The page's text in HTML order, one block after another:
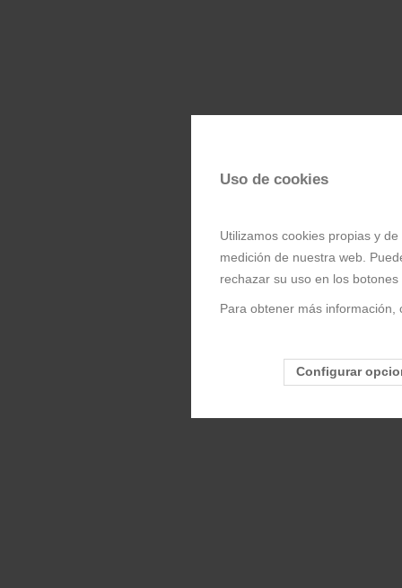
Uso de cookies
Utilizamos cookies propias y
medición de nuestra web.
rechazar su uso en los
Para obtener más
Configurar